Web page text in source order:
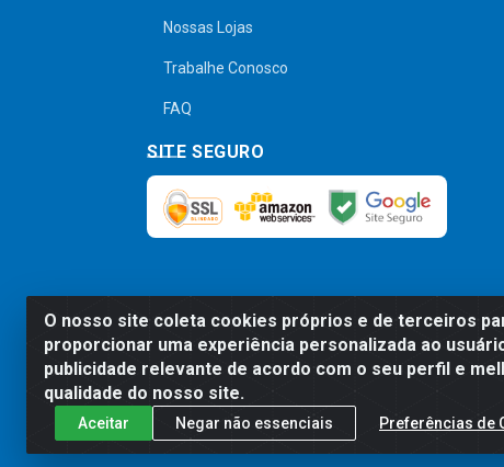
O nosso site coleta cookies próprios e de terceiros
proporcionar uma experiência personalizada ao
publicidade relevante de acordo com o seu perfil e
qualidade do nosso site.
Aceitar Negar não essenciais Preferências de
Nossas Lojas
Trabalhe Conosco
FAQ
SITE SEGURO
Preços, promoções, condições de
será válido o preço que for exibido no
Comercial de Construção 2001